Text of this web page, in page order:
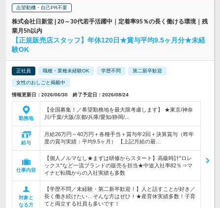
志望動機・自己PR不要
株式会社日新堂 | 20～30代若手活躍中｜定着率95％の長く働ける環境｜残
業月5h以内
【正規販売店スタッフ】年休120日★賞与平均9.5ヶ月分★未経
験OK
正社員 職種・業種未経験OK 学歴不問 第二新卒歓迎
女性のおしごと掲載中
情報更新日：2026/06/30 終了予定日：2026/08/24
勤務地
【全国募集！／希望勤務地を最大限考慮します】 ★東京/神奈
川/千葉/大阪/京都/兵庫/愛知/静岡/…
給与
月給26万円～40万円＋各種手当＋賞与年2回＋決算賞与（昨年
度の賞与実績：平均9.5ヶ月） 【上記月給の最…
仕事内容
【個人ノルマなし★まずは研修からスタート】高級時計"ロレ
ックス"など一流ブランドの販売を担当★中途入社率82％⇒マ
イナビ転職からの入社実績も多数
対象と
なる方
【学歴不問／未経験・第二新卒歓迎！】人と話すことが好き／
長く働き続けたい…そんな方はぜひ！★産育休実績多数！子育
てと両立する社員も多いです！